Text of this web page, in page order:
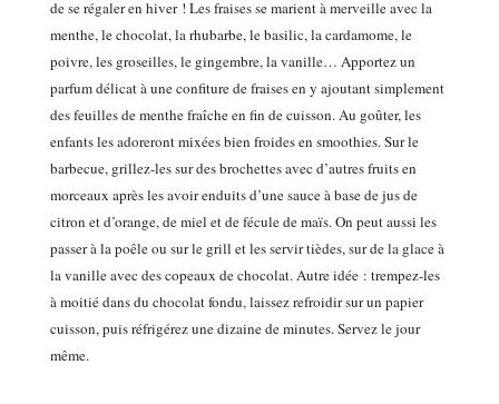
de se régaler en hiver ! Les fraises se marient à merveille avec la
menthe, le chocolat, la rhubarbe, le basilic, la cardamome, le
poivre, les groseilles, le gingembre, la vanille… Apportez un
parfum délicat à une confiture de fraises en y ajoutant simplement
des feuilles de menthe fraîche en fin de cuisson. Au goûter, les
enfants les adoreront mixées bien froides en smoothies. Sur le
barbecue, grillez-les sur des brochettes avec d’autres fruits en
morceaux après les avoir enduits d’une sauce à base de jus de
citron et d’orange, de miel et de fécule de maïs. On peut aussi les
passer à la poêle ou sur le grill et les servir tièdes, sur de la glace à
la vanille avec des copeaux de chocolat. Autre idée : trempez-les
à moitié dans du chocolat fondu, laissez refroidir sur un papier
cuisson, puis réfrigérez une dizaine de minutes. Servez le jour
même.